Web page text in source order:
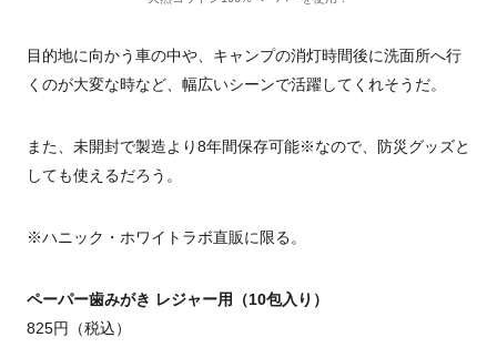
目的地に向かう車の中や、キャンプの消灯時間後に洗面所へ行
くのが大変な時など、幅広いシーンで活躍してくれそうだ。
また、未開封で製造より8年間保存可能※なので、防災グッズと
しても使えるだろう。
※ハニック・ホワイトラボ直販に限る。
ペーパー歯みがき レジャー用（10包入り）
825円（税込）